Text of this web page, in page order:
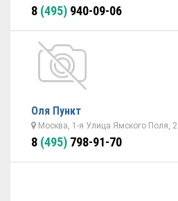
8 (495) 940-09-06
Оля Пункт
Москва, 1-я Улица Ямского Поля, 2
8 (495) 798-91-70